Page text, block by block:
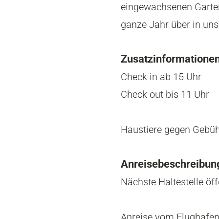
eingewachsenen
ganze Jahr über in
Check in ab 15 Uhr
Check out bis 11 Uhr
Haustiere gegen
Nächste Haltestelle